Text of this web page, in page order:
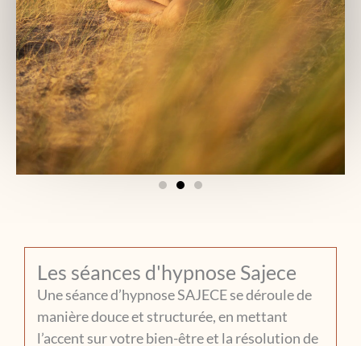
Les séances d'hypnose Sajece
Une séance d’hypnose SAJECE se déroule de
manière douce et structurée, en mettant
l’accent sur votre bien-être et la résolution de